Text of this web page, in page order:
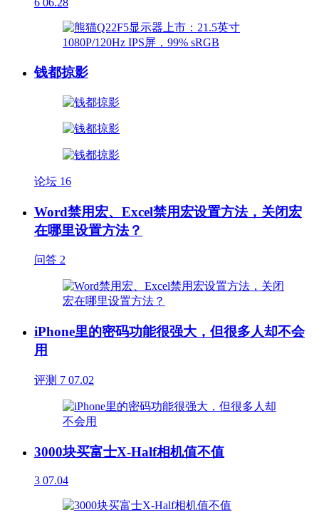
钱都掠影
论坛 16
Word禁用宏、Excel禁用宏设置方法，关闭宏
在哪里设置方法？
问答 2
iPhone里的密码功能很强大，但很多人却不会
用
评测 7 07.02
3000块买富士X-Half相机值不值
3 07.04